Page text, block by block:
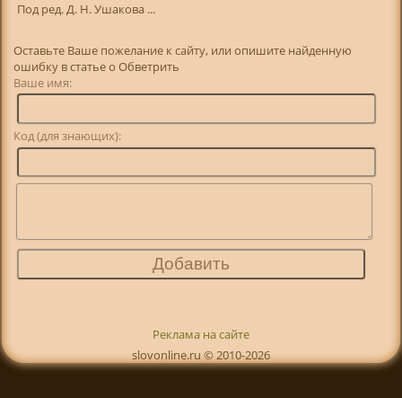
Под ред. Д. Н. Ушакова ...
Оставьте Ваше пожелание к сайту, или опишите найденную
ошибку в статье о Обветрить
Ваше имя:
Код (для знающих):
Реклама на сайте
slovonline.ru © 2010-2026